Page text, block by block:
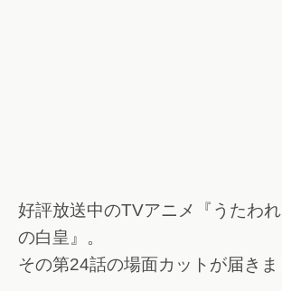
好評放送中のTVアニメ『うたわ
の白皇』。
その第24話の場面カットが届きま